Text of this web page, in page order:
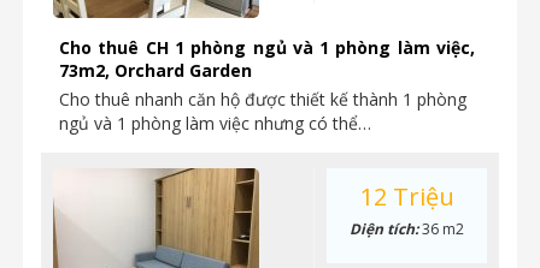
Cho thuê CH 1 phòng ngủ và 1 phòng làm việc,
73m2, Orchard Garden
Cho thuê nhanh căn hộ được thiết kế thành 1 phòng
ngủ và 1 phòng làm việc nhưng có thể…
12 Triệu
Diện tích:36 m2